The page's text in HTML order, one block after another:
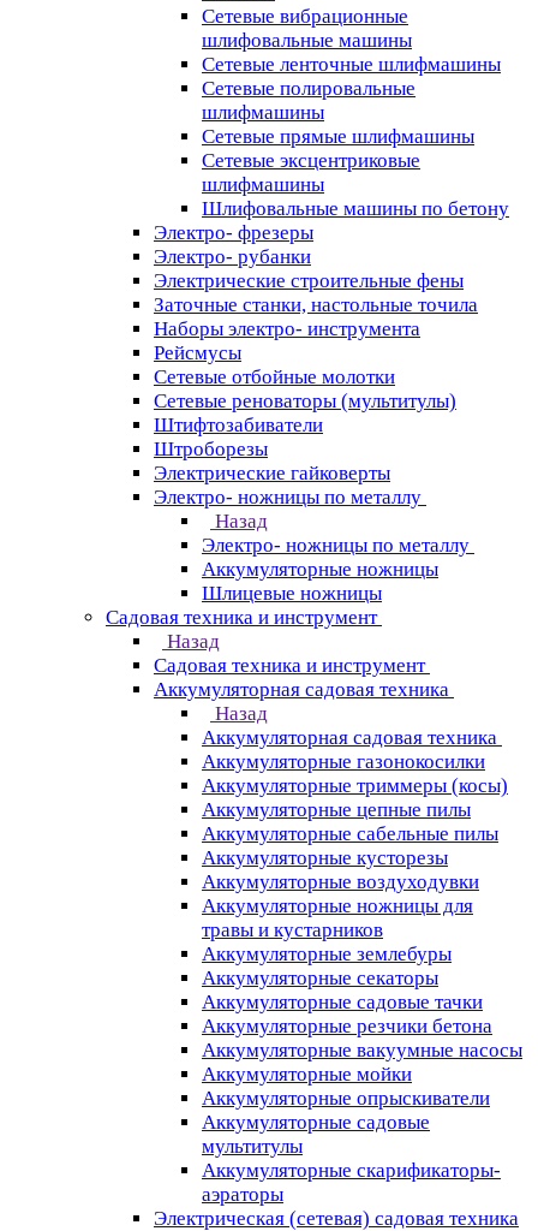
Сетевые вибрационные
шлифовальные машины
Сетевые ленточные шлифмашины
Сетевые полировальные
шлифмашины
Сетевые прямые шлифмашины
Сетевые эксцентриковые
шлифмашины
Шлифовальные машины по бетону
Электро- фрезеры
Электро- рубанки
Электрические строительные фены
Заточные станки, настольные точила
Наборы электро- инструмента
Рейсмусы
Сетевые отбойные молотки
Сетевые реноваторы (мультитулы)
Штифтозабиватели
Штроборезы
Электрические гайковерты
Электро- ножницы по металлу
Назад
Электро- ножницы по металлу
Аккумуляторные ножницы
Шлицевые ножницы
Cадовая техника и инструмент
Назад
Cадовая техника и инструмент
Аккумуляторная садовая техника
Назад
Аккумуляторная садовая техника
Аккумуляторные газонокосилки
Аккумуляторные триммеры (косы)
Аккумуляторные цепные пилы
Аккумуляторные сабельные пилы
Аккумуляторные кусторезы
Аккумуляторные воздуходувки
Аккумуляторные ножницы для
травы и кустарников
Аккумуляторные землебуры
Аккумуляторные секаторы
Аккумуляторные садовые тачки
Аккумуляторные резчики бетона
Аккумуляторные вакуумные насосы
Аккумуляторные мойки
Аккумуляторные опрыскиватели
Аккумуляторные садовые
мультитулы
Аккумуляторные скарификаторы-
аэраторы
Электрическая (сетевая) садовая техника